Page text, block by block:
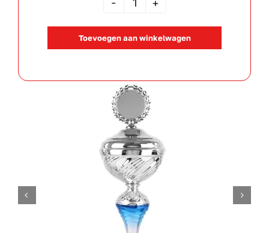
JSAK
105042
aantal
Toevoegen aan winkelwagen